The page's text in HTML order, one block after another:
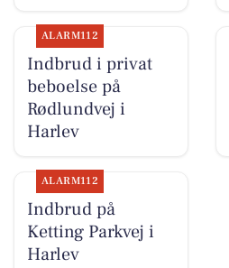
ALARM112
Indbrud i privat
beboelse på
Rødlundvej i
Harlev
ALARM112
Indbrud på
Ketting Parkvej i
Harlev